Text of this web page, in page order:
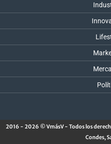
2016 - 2026 © VmásV - Todos los
Condes,